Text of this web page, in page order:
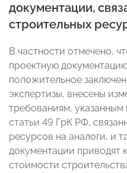
документации,
строительных
В частности отмечено,
проектную
положительное
экспертизы, внесены
требованиям, указанным
статьи 49 ГрК РФ,
ресурсов на аналоги, и
документации приводят
стоимости